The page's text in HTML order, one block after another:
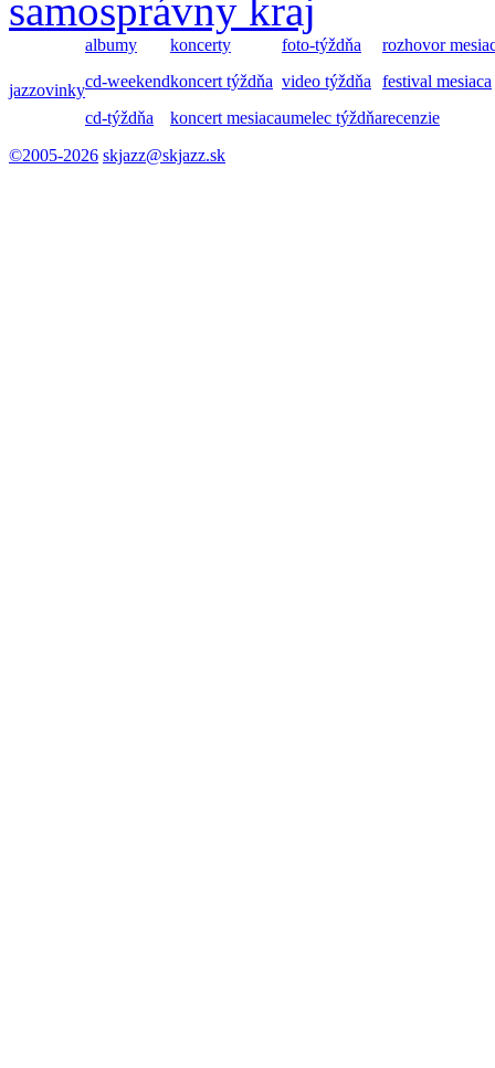
jazzovinky
albumy koncerty foto-týždňa
rozhovor
cd-weekendkoncert týždňa video týždňa
festival mesiaca
cd-týždňa
koncert mesiacaumelec týždňarecenzie
©2005-2026 skjazz@skjazz.sk